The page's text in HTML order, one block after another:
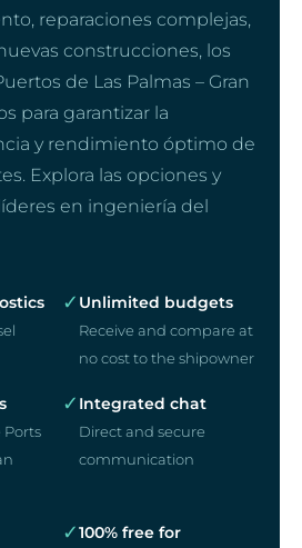
reparaciones complejas,
construcciones, los
de Las Palmas – Gran
para garantizar la
y rendimiento óptimo de
Explora las opciones y
en ingeniería del
✓ Unlimited budgets
Receive and compare at
no cost to the shipowner
Ports
✓ Integrated chat
Direct and secure
communication
✓100% free for